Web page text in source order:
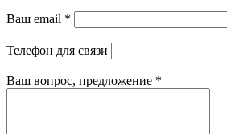
Ваш email *
Телефон для связи
Ваш вопрос, предложение *